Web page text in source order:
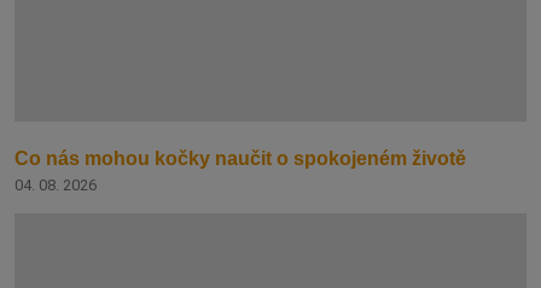
Co nás mohou kočky naučit o spokojeném životě
04. 08. 2026